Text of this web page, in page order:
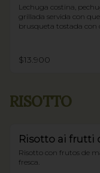
Lechuga costina,
grillada servida con
brusqueta tostada con
$13.900
RISOTTO
Risotto ai frutti
Risotto con frutos de
fresca.